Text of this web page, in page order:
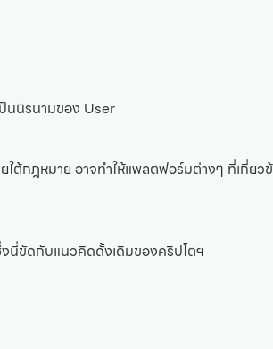
นนิรนามของ User
ต้กฎหมาย อาจทำให้แพลตฟอร์มต่างๆ ที่เกี่ยวข้
นี่ขัดกับแนวคิดดั้งเดิมของคริปโตฯ